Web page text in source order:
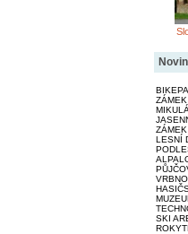
LESNÍ
SKI